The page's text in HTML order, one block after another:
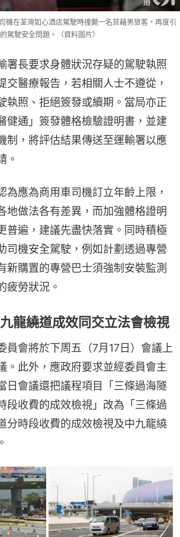
機在荃灣如心酒店駕駛時撞斃一名菲藉男旅客，再度引
駕駛安全問題。（資料圖片）
署長要求身體狀況存疑的駕駛執照
交醫療報告，若相關人士不遵從，
執照、拒絕簽發或續期。當局亦正
健通」簽發體格檢驗證明書，並建
制，將評估結果傳送至運輸署以應
。
為應為商用車司機訂立年齡上限，
地做法各有差異，而加強體格證明
普遍，建議先盡快落實。同時積極
司機安全駕駛，例如計劃透過專營
新購置的專營巴士須強制安裝監測
疲勞狀況。
龍繞道成效同交立法會檢視
員會將於下周五（7月17日）會議上
。此外，應政府要求並經委員會主
日會議還把議程項目「三條過海隧
段收費的成效檢視」改為「三條過
分時段收費的成效檢視及中九龍繞